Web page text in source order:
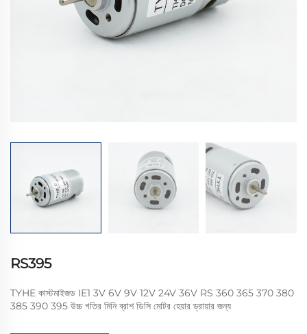
RS395
TYHE কাস্টমাইজড IE1 3V 6V 9V 12V 24V 36V RS 360 365 370 380
385 390 395 উচ্চ গতির মিনি ব্রাশ ডিসি মোটর হেয়ার ড্রায়ার জন্য